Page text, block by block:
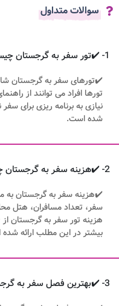
سوالات متداول
1- ✔️تور سفر به گرجستان چیست؟
✔️تورهای سفر به گرجستان
تورها افراد می توانند از
نیازی به برنامه ریزی برای
شده است.
2- ✔️هزینه سفر به گرجستان چقدر است؟
✔️هزینه سفر به گرجستان به
سفر، تعداد مسافران، هتل
بیشتر در این مطلب ارائه
3- ✔️بهترین فصل سفر به گرجستان کی است؟